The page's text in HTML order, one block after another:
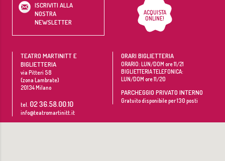
ISCRIVITI ALLA
NOSTRA
NEWSLETTER
ACQUISTA
ONLINE!
TEATRO MARTINITT E
BIGLIETTERIA
via Pitteri 58
(zona Lambrate)
20134Milano
tel. 02 36.58.00.10
info@teatromartinitt.it
ORARI BIGLIETTERIA
ORARIO: LUN/DOM ore 11/21
BIGLIETTERIA TELEFONICA:
LUN/DOM ore 11/20
PARCHEGGIO PRIVATO INTERNO
Gratuito disponibile per 130 posti